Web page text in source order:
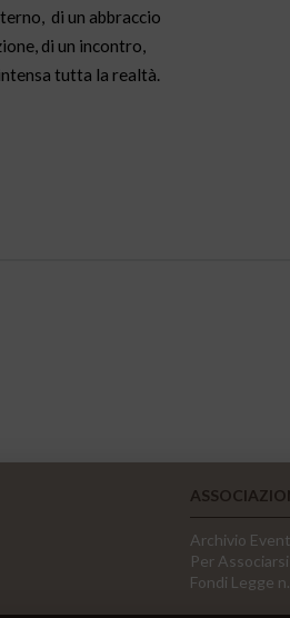
di un abbraccio
di un incontro,
tutta la realtà.
Archivio
Per Associarsi
Fondi Legge